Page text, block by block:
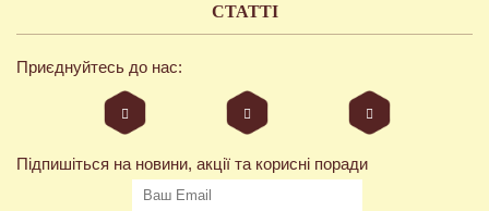
СТАТТІ
Приєднуйтесь до нас:
Підпишіться на новини, акції та корисні поради